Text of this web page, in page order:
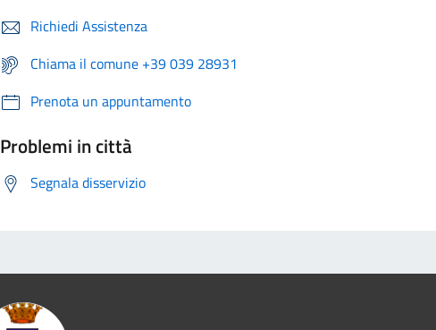
Richiedi Assistenza
Chiama il comune +39 039 28931
Prenota un appuntamento
Problemi in città
Segnala disservizio